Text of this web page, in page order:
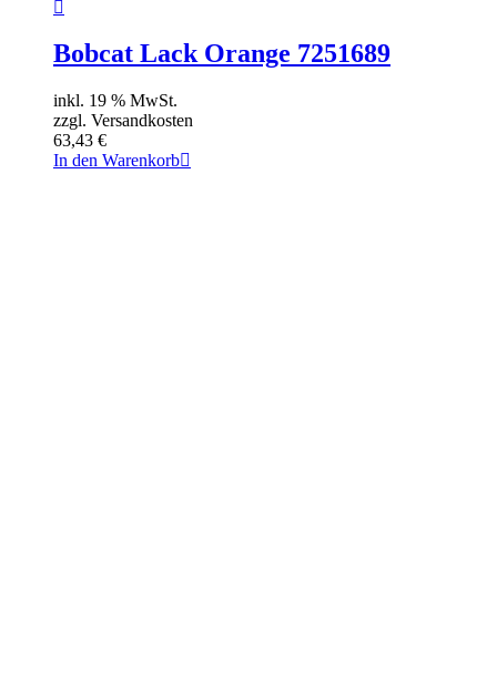
Bobcat Lack Orange 7251689
inkl. 19 % MwSt.
zzgl. Versandkosten
63,43 €
In den Warenkorb